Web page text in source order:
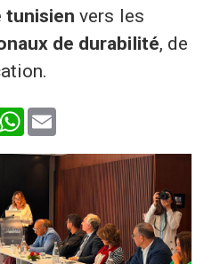
tunisien vers les
de durabilité, de
WhatsApp